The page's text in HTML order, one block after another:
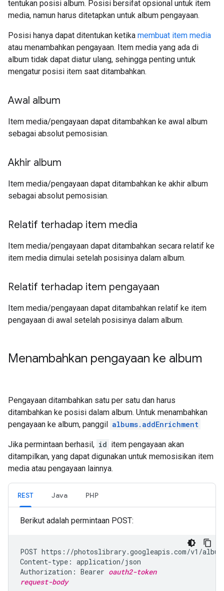
tentukan posisi album. Posisi bersifat opsional untuk item
media, namun harus ditetapkan untuk album pengayaan.
Posisi hanya dapat ditentukan ketika membuat item media
atau menambahkan pengayaan. Item media yang ada di
album tidak dapat diatur ulang, sehingga penting untuk
mengatur posisi item saat ditambahkan.
Awal album
Item media/pengayaan dapat ditambahkan ke awal album
sebagai absolut pemosisian.
Akhir album
Item media/pengayaan dapat ditambahkan ke akhir album
sebagai absolut pemosisian.
Relatif terhadap item media
Item media/pengayaan dapat ditambahkan secara relatif ke
item media dimulai setelah posisinya dalam album.
Relatif terhadap item pengayaan
Item media/pengayaan dapat ditambahkan relatif ke item
pengayaan di awal setelah posisinya dalam album.
Menambahkan pengayaan ke album
Pengayaan ditambahkan satu per satu dan harus
ditambahkan ke posisi dalam album. Untuk menambahkan
pengayaan ke album, panggil
albums.addEnrichment
Jika permintaan berhasil, id item pengayaan akan
ditampilkan, yang dapat digunakan untuk memosisikan item
media atau pengayaan lainnya.
REST Java PHP
Berikut adalah permintaan POST:
POST https://photoslibrary.googleapis.com/v1/
Content-type: application/json
Authorization: Bearer oauth2-token
request-body